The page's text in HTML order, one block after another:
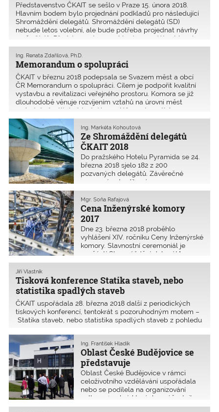
Představenstvo ČKAIT se sešlo v Praze 15. února 2018.
Hlavním bodem bylo projednání podkladů pro následující
Shromáždění delegátů. Shromáždění delegátů (SD)
nebude letos volební, ale bude potřeba projednat návrhy
změn řádů. Představenstvo navrhlo do mandátové komis
Memorandum o spolupráci
Ing. Renata Zdařilová, Ph.D.
ČKAIT v březnu 2018 podepsala se Svazem měst a obcí
ČR Memorandum o spolupráci. Cílem je podpořit kvalitní
vystavbu a revitalizaci veřejného prostoru. Komora se již
dlouhodobě věnuje rozvíjením vztahů na úrovni měst
a obcí. Jednotlivé oblastní kanceláře systematicky r
Ze Shromáždění delegátů
ČKAIT 2018
Ing. Markéta Kohoutová
Do pražského Hotelu Pyramida se 24.
března 2018 sjelo 182 z 200
pozvaných delegátů. Závěrečné
usnesení potvrdilo význam
samosprávy profese inženýrů
a techniků. Byly předány tři Ceny
Inženýrské komory 2017 a vyhlášeny
podmínky dalšího ročníku.
Cena Inženýrské komory
2017
Mgr. Soňa Rafajová
Dne 23. března 2018 proběhlo
vyhlášení XIV. ročníku Ceny Inženýrské
komory. Slavnostní ceremoniál je
součástí Shromáždění delegátů
ČKAIT.
Tisková konference Statika staveb, nebo
statistika spadlých staveb
Jiří Vlastník
ČKAIT uspořádala 28. března 2018 další z periodických
tiskových konferencí, tentokrát s pozoruhodným motem –
Statika staveb, nebo statistika spadlých staveb z pohledu
předseda ČKAIT; Ing. ­Robert Špalek, autoriz
Oblast České Budějovice se
představuje
Ing. František Hladík
Oblast České Budějovice v rámci
celoživotního vzdělávání uspořádala
nebo se podílela na organizování
celkem 49 akcí, kterých se účastnilo
1355 osob. Z toho bylo 25 seminářů